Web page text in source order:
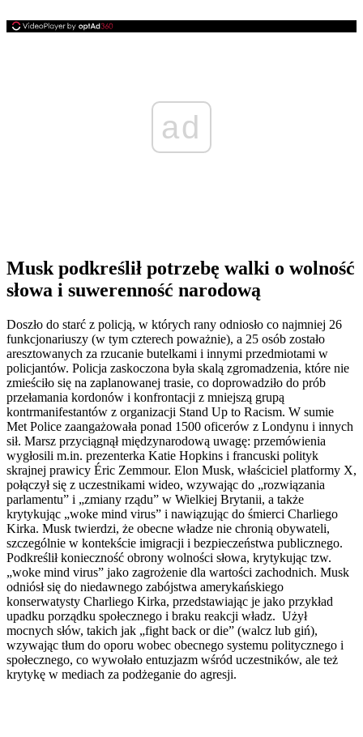
ad
Musk podkreślił potrzebę walki o wolność
słowa i suwerenność narodową
Doszło do starć z policją, w których rany odniosło co najmniej 26
funkcjonariuszy (w tym czterech poważnie), a 25 osób zostało
aresztowanych za rzucanie butelkami i innymi przedmiotami w
policjantów. Policja zaskoczona była skalą zgromadzenia, które nie
zmieściło się na zaplanowanej trasie, co doprowadziło do prób
przełamania kordonów i konfrontacji z mniejszą grupą
kontrmanifestantów z organizacji Stand Up to Racism. W sumie
Met Police zaangażowała ponad 1500 oficerów z Londynu i innych
sił. Marsz przyciągnął międzynarodową uwagę: przemówienia
wygłosili m.in. prezenterka Katie Hopkins i francuski polityk
skrajnej prawicy Éric Zemmour. Elon Musk, właściciel platformy X,
połączył się z uczestnikami wideo, wzywając do „rozwiązania
parlamentu” i „zmiany rządu” w Wielkiej Brytanii, a także
krytykując „woke mind virus” i nawiązując do śmierci Charliego
Kirka. Musk twierdzi, że obecne władze nie chronią obywateli,
szczególnie w kontekście imigracji i bezpieczeństwa publicznego.
Podkreślił konieczność obrony wolności słowa, krytykując tzw.
„woke mind virus” jako zagrożenie dla wartości zachodnich. Musk
odniósł się do niedawnego zabójstwa amerykańskiego
konserwatysty Charliego Kirka, przedstawiając je jako przykład
upadku porządku społecznego i braku reakcji władz. Użył
mocnych słów, takich jak „fight back or die” (walcz lub giń),
wzywając tłum do oporu wobec obecnego systemu politycznego i
społecznego, co wywołało entuzjazm wśród uczestników, ale też
krytykę w mediach za podżeganie do agresji.